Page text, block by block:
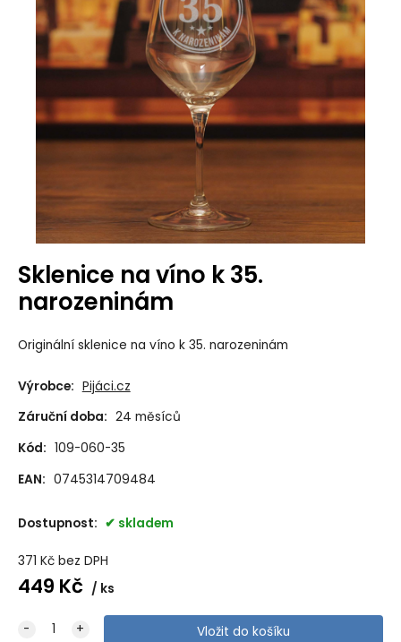
Sklenice na víno k 35.
narozeninám
Originální sklenice na víno k 35. narozeninám
Výrobce: Pijáci.cz
Záruční doba: 24 měsíců
Kód: 109-060-35
EAN: 0745314709484
Dostupnost: skladem
371 Kč bez DPH
449 Kč ks